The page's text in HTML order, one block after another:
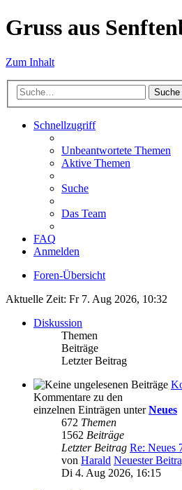
Gruss aus
Zum Inhalt
Suche
Schnellzugriff
Unbeantwortete Themen
Aktive Themen
Suche
Das Team
FAQ
Anmelden
Foren-Übersicht
Aktuelle Zeit: Fr 7. Aug 2026, 10:32
Diskussion
Themen
Beiträge
Letzter Beitrag
Kommentare zu den
einzelnen Einträgen unterNeues
672 Themen
1562 Beiträge
Letzter Beitrag Re: Neues
von Harald Neuester
Di 4. Aug 2026, 16:15